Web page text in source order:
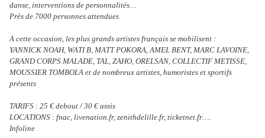
danse, interventions de personnalités…
Près de 7000 personnes attendues
A cette occasion, les plus grands artistes français se mobilisent :
YANNICK NOAH, WATI B, MATT POKORA, AMEL BENT, MARC LAVOINE,
GRAND CORPS MALADE, TAL, ZAHO, ORELSAN, COLLECTIF METISSE,
MOUSSIER TOMBOLA et de nombreux artistes, humoristes et sportifs
présents
TARIFS : 25 € debout / 30 € assis
LOCATIONS : fnac, livenation.fr, zenithdelille.fr, ticketnet.fr….
Infoline